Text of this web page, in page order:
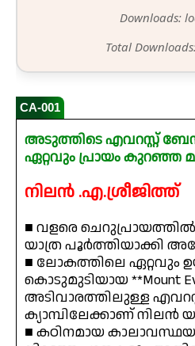
Downloads:
Total
CA-001
അടുത്തിടെ എവറസ്റ്റ്
ഏറ്റവും പ്രായം കുറഞ്ഞ
നിലൻ .എ.ശ്രീജിത്ത്
■ വളരെ
യാത്ര പൂർത്തിയാക്കി
■ ലോകത്തിലെ ഏറ്റവും
കൊടുമുടിയായ **Mount
അടിവാരത്തിലുള്ള
ക്യാമ്പിലേക്കാണ് നിലൻ
■ കഠിനമായ